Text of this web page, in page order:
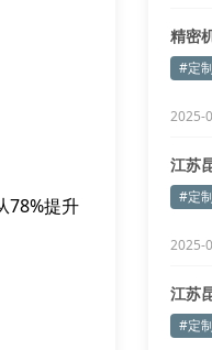
78%提升
精密
#定
2025-
江苏
#定
2025-
江苏
#定